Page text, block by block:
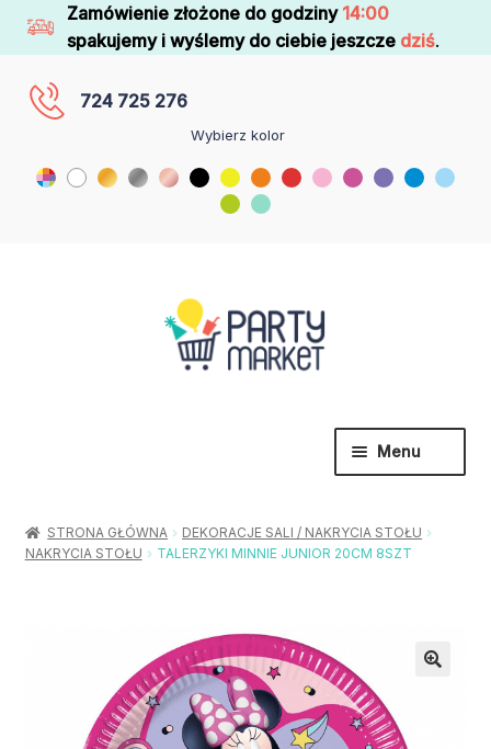
Zamówienie złożone do godziny 14:00
spakujemy i wyślemy do ciebie jeszcze dziś.
724 725 276
Wybierz kolor
Menu
menu
Urodziny / Imprezy
Stroje / Dodatki
Rozwiń
Akcesoria Party
STRONA GŁÓWNA
DEKORACJE SALI / NAKRYCIA STOŁU
NAKRYCIA STOŁU
TALERZYKI MINNIE JUNIOR 20CM 8SZT